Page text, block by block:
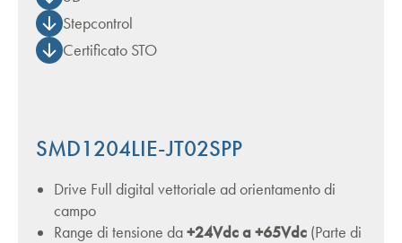
Stepcontrol
Certificato STO
SMD1204LIE-JT02SPP
Drive Full digital vettoriale ad orientamento di
campo
Range di tensione da+24Vdc a +65Vdc (Parte di